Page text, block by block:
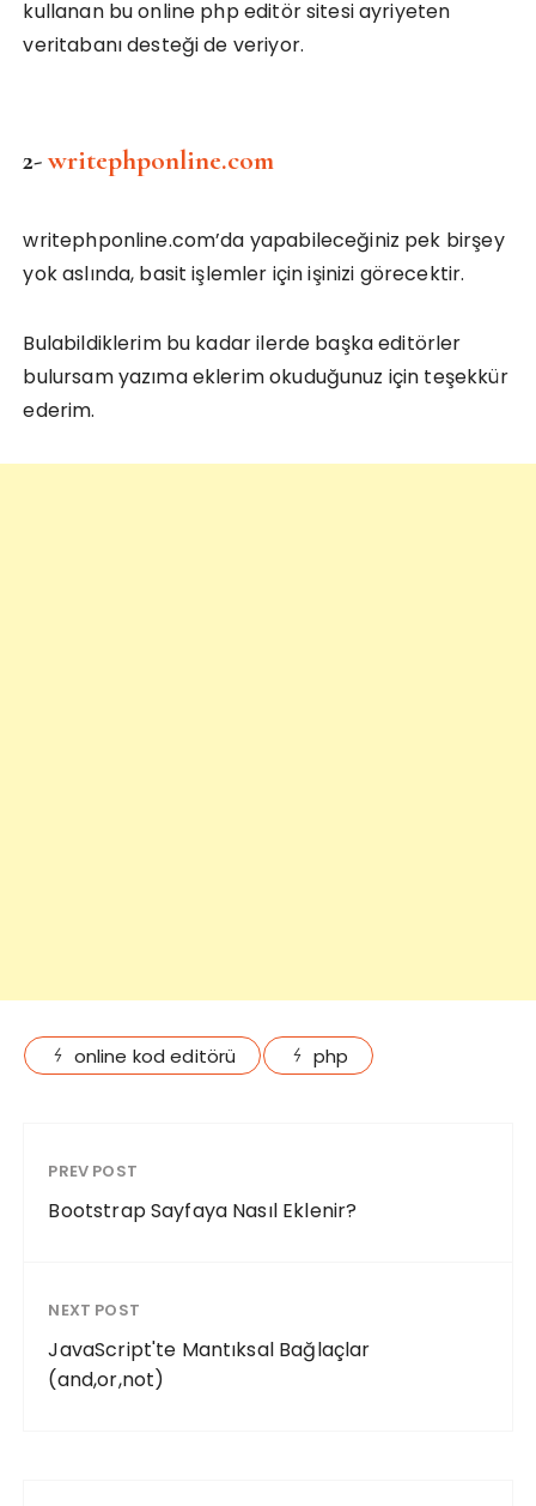
kullanan bu online php editör sitesi ayriyeten
veritabanı desteği de veriyor.
2-writephponline.com
writephponline.com’da yapabileceğiniz pek birşey
yok aslında, basit işlemler için işinizi görecektir.
Bulabildiklerim bu kadar ilerde başka editörler
bulursam yazıma eklerim okuduğunuz için teşekkür
ederim.
online kod editörü php
PREV POST
Bootstrap Sayfaya Nasıl Eklenir?
NEXT POST
JavaScript'te Mantıksal Bağlaçlar
(and,or,not)